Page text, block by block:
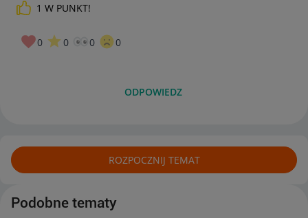
1 W PUNKT!
0 0 0 0
ODPOWIEDZ
ROZPOCZNIJ TEMAT
Podobne tematy